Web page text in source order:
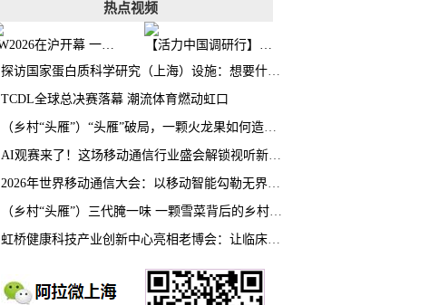
热点视频
BW2026在沪开幕 一众次元品牌集中发布全新企划
【活力中国调研行】上海机器人研究院以技术标准撬动长三角智造协同
探访国家蛋白质科学研究（上海）设施：想要什么蛋白 AI直接设计合成
TCDL全球总决赛落幕 潮流体育燃动虹口
（乡村“头雁”）“头雁”破局，一颗火龙果如何造就沪上乡村特色产业化路径
AI观赛来了！这场移动通信行业盛会解锁视听新玩法
2026年世界移动通信大会：以移动智能勾勒无界普惠新愿景
（乡村“头雁”）三代腌一味 一颗雪菜背后的乡村致富经
虹桥健康科技产业创新中心亮相老博会：让临床“需求”定义银发经济新生态